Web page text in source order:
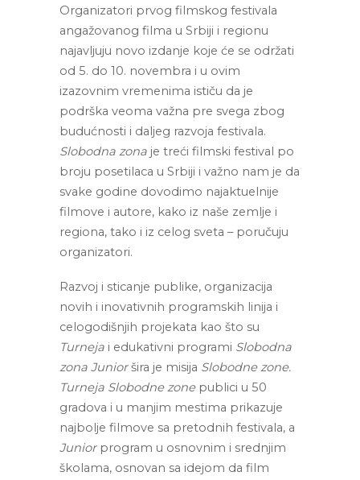
Organizatori prvog filmskog festivala
angažovanog filma u Srbiji i regionu
najavljuju novo izdanje koje će se održati
od 5. do 10. novembra i u ovim
izazovnim vremenima ističu da je
podrška veoma važna pre svega zbog
Slobodna zona je treći filmski festival po
broju posetilaca u Srbiji i važno nam je da
svake godine dovodimo najaktuelnije
filmove i autore, kako iz naše zemlje i
regiona, tako i iz celog sveta – poručuju
organizatori.
Razvoj i sticanje publike, organizacija
novih i inovativnih programskih linija i
Turneja i edukativni programi Slobodna
zona Junior šira je misija Slobodne zone.
Turneja Slobodne zone publici u 50
gradova i u manjim mestima prikazuje
Junior program u osnovnim i srednjim
školama, osnovan sa idejom da film